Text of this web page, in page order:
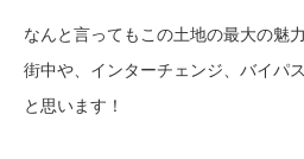
なんと言ってもこの土地の最大の魅
街中や、インターチェンジ、バイパ
と思います！